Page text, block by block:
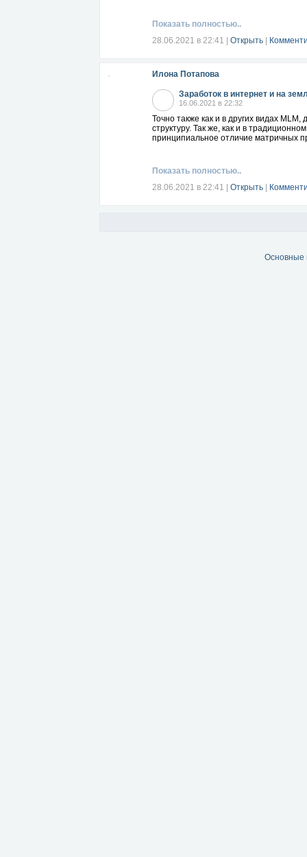
Показать полностью..
28.06.2021 в 22:41
Открыть
Илона Потапова
Заработок в интернет и на
16.06.2021 в 22:32
Точно также как и в других видах
структуру. Так же, как и в
принципиальное отличие матричных
Показать полностью..
28.06.2021 в 22:41
Открыть
Основные